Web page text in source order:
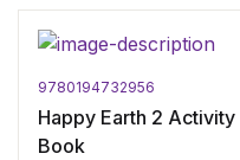
9780194732956
Happy Earth 2 Activity
Book